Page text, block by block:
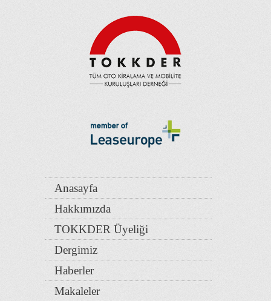
Anasayfa
Hakkımızda
TOKKDER Üyeliği
Dergimiz
Haberler
Makaleler